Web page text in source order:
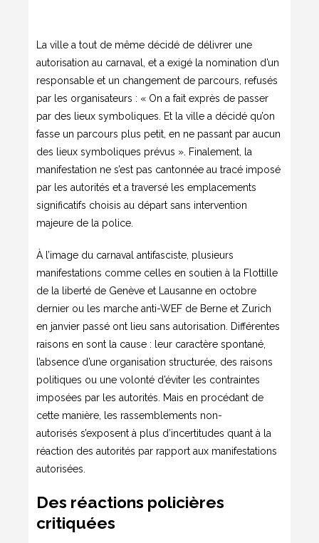
La ville a tout de même décidé de délivrer une
autorisation au carnaval, et a exigé la nomination d’un
responsable et un changement de parcours, refusés
par les organisateurs : « On a fait exprès de passer
par des lieux symboliques. Et la ville a décidé qu’on
fasse un parcours plus petit, en ne passant par aucun
des lieux symboliques prévus ». Finalement, la
manifestation ne s’est pas cantonnée au tracé imposé
par les autorités et a traversé les emplacements
significatifs choisis au départ sans intervention
majeure de la police.
À l’image du carnaval antifasciste, plusieurs
manifestations comme celles en soutien à la Flottille
de la liberté de Genève et Lausanne en octobre
dernier ou les marche anti-WEF de Berne et Zurich
en janvier passé ont lieu sans autorisation. Différentes
raisons en sont la cause : leur caractère spontané,
l’absence d’une organisation structurée, des raisons
politiques ou une volonté d’éviter les contraintes
imposées par les autorités. Mais en procédant de
cette manière, les rassemblements non-
autorisés s’exposent à plus d’incertitudes quant à la
réaction des autorités par rapport aux manifestations
autorisées.
Des réactions policières
critiquées